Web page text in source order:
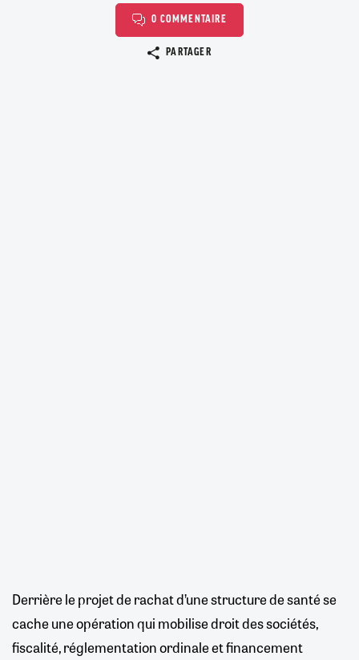
0 COMMENTAIRE
PARTAGER
Derrière le projet de rachat d’une structure de santé se
cache une opération qui mobilise droit des sociétés,
fiscalité, réglementation ordinale et financement